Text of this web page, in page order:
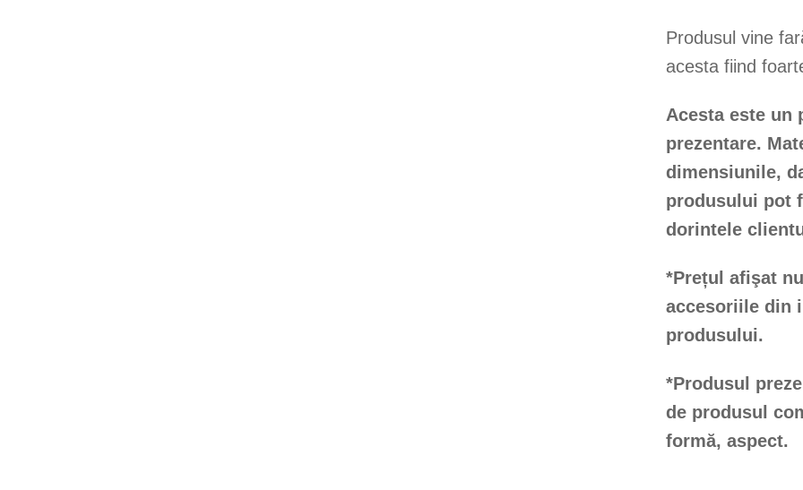
Produsul vine
acesta fiind
Acesta este un
prezentare. M
dimensiunile,
produsului pot
dorintele
*Prețul afişat
accesoriile din
produsului.
*Produsul
de produsul
formă, aspect.